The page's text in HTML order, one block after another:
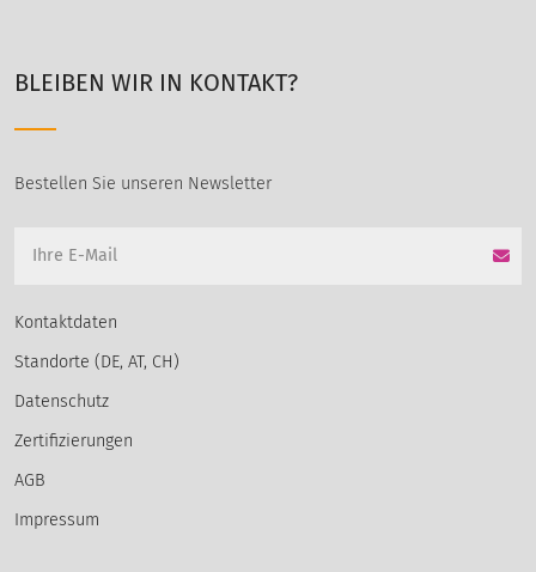
BLEIBEN WIR IN KONTAKT?
Bestellen Sie unseren Newsletter
Kontaktdaten
Standorte (DE, AT, CH)
Datenschutz
Zertifizierungen
AGB
Impressum